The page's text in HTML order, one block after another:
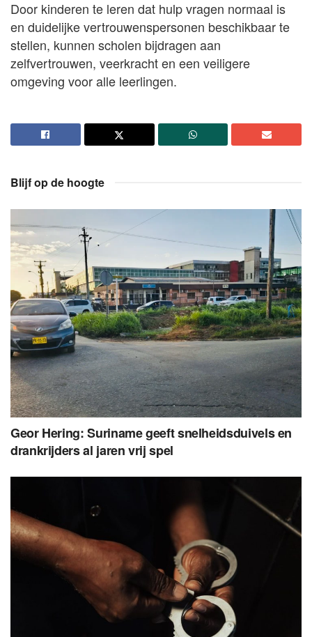
Door kinderen te leren dat hulp vragen normaal is
en duidelijke vertrouwenspersonen beschikbaar te
stellen, kunnen scholen bijdragen aan
zelfvertrouwen, veerkracht en een veiligere
omgeving voor alle leerlingen.
Blijf op de hoogte
Geor Hering: Suriname geeft snelheidsduivels en
drankrijders al jaren vrij spel